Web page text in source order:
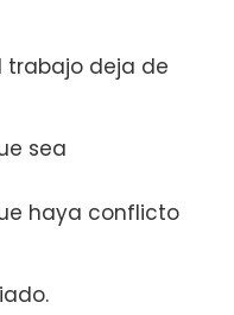
trabajo deja de
sea
haya conflicto